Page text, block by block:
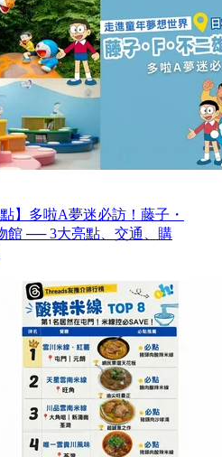
】多啦A夢迷必訪！藤子・
館 ── 3大亮點、交通、購